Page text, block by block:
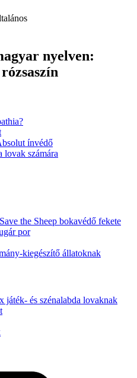
nyelven:
ínvédő
lovak számára
the Sheep bokavédő fekete
por
kiegészítő állatoknak
játék- és szénalabda lovaknak